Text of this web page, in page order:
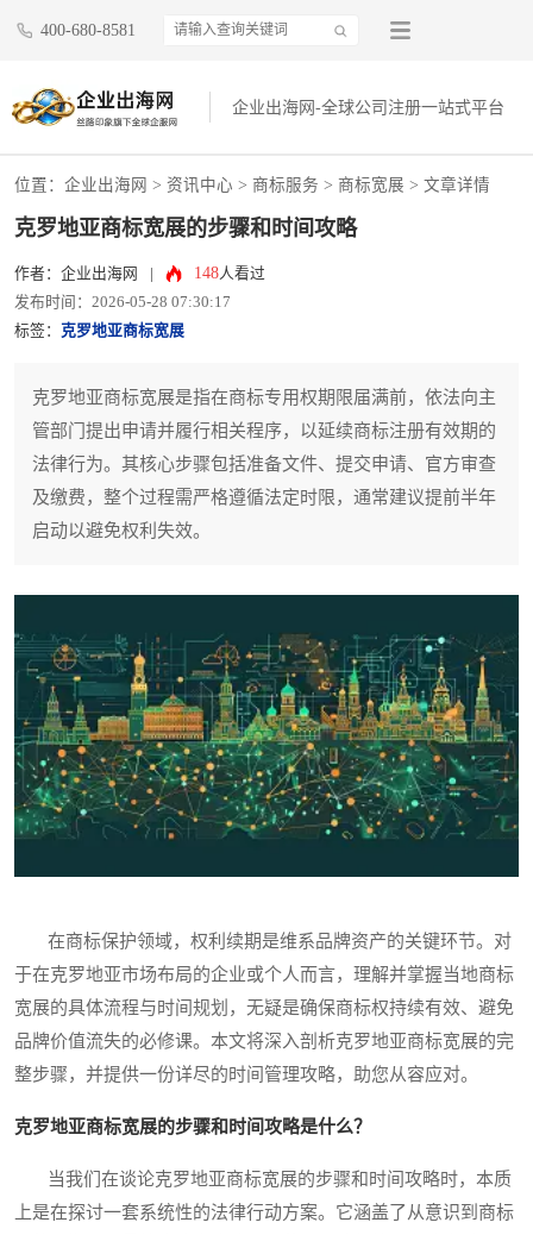
400-680-8581
企业出海网-全球公司注册一站式平台
位置： 企业出海网 > 资讯中心 > 商标服务 > 商标宽展 > 文章详情
克罗地亚商标宽展的步骤和时间攻略
作者：企业出海网 148人看过
发布时间：2026-05-28 07:30:17
标签：
克罗地亚商标宽展
克罗地亚商标宽展是指在商标专用权期限届满前，依法向主
管部门提出申请并履行相关程序，以延续商标注册有效期的
法律行为。其核心步骤包括准备文件、提交申请、官方审查
及缴费，整个过程需严格遵循法定时限，通常建议提前半年
启动以避免权利失效。
在商标保护领域，权利续期是维系品牌资产的关键环节。对
于在克罗地亚市场布局的企业或个人而言，理解并掌握当地商标
宽展的具体流程与时间规划，无疑是确保商标权持续有效、避免
品牌价值流失的必修课。本文将深入剖析克罗地亚商标宽展的完
整步骤，并提供一份详尽的时间管理攻略，助您从容应对。
克罗地亚商标宽展的步骤和时间攻略是什么？
当我们在谈论克罗地亚商标宽展的步骤和时间攻略时，本质
上是在探讨一套系统性的法律行动方案。它涵盖了从意识到商标